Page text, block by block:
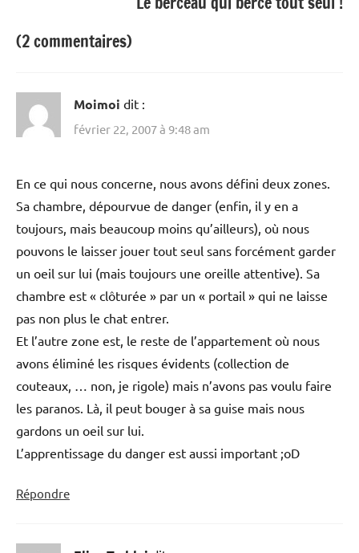
(2 commentaires)
Moimoi dit :
février 22, 2007 à 9:48 am
En ce qui nous concerne, nous avons défini deux zones.
Sa chambre, dépourvue de danger (enfin, il y en a
toujours, mais beaucoup moins qu’ailleurs), où nous
pouvons le laisser jouer tout seul sans forcément garder
un oeil sur lui (mais toujours une oreille attentive). Sa
chambre est « clôturée » par un « portail » qui ne laisse
pas non plus le chat entrer.
Et l’autre zone est, le reste de l’appartement où nous
avons éliminé les risques évidents (collection de
couteaux, … non, je rigole) mais n’avons pas voulu faire
les paranos. Là, il peut bouger à sa guise mais nous
gardons un oeil sur lui.
L’apprentissage du danger est aussi important ;oD
Répondre